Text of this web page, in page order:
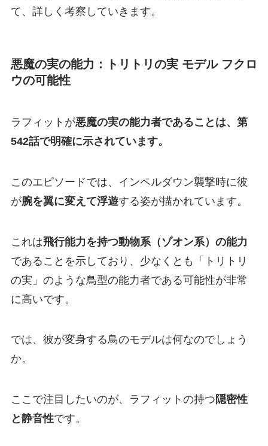
て、詳しく考察していきます。
悪魔の実の能力：トリトリの実 モデル フクロ
ウの可能性
ラフィットが悪魔の実の能力者であることは、第
542話で明確に示されています。
このエピソードでは、インペルダウン襲撃時に彼
が腕を翼に変えて浮遊する姿が描かれています。
これは飛行能力を持つ動物系（ゾオン系）の能力
であることを示しており、少なくとも「トリトリ
の実」のような鳥型の能力者である可能性が非常
に高いです。
では、彼が変身する鳥のモデルは何なのでしょう
か。
ここで注目したいのが、ラフィットの持つ隠密性
と静音性です。